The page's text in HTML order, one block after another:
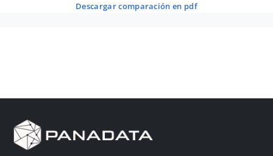
descargar comparación en pdf